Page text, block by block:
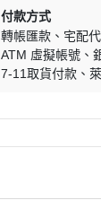
付款方式
轉帳匯款
宅配
ATM 虛擬帳號
7-11取貨付款